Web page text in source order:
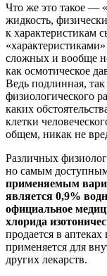
Что же это такое —
жидкость,
к характеристикам
сложных и вообще
как осмотическое
Ведь подлинная, так
физиологического
каких
клетки
общем, никак не
Различных
но самым
применяемым
является 0,9%
официальное
хлорида
продается в
применяется для
других лекарств.